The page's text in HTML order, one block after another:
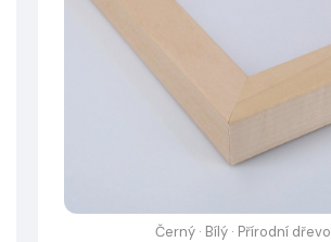
Černý · Bílý · Přírodní dřevo